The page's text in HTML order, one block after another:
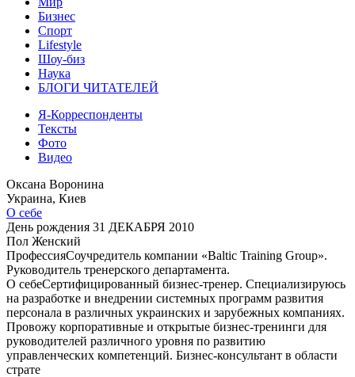
Бизнес
Спорт
Lifestyle
Шоу-биз
Наука
БЛОГИ ЧИТАТЕЛЕЙ
Я-Корреспонденты
Тексты
Фото
Видео
Оксана Воронина
Украина, Киев
О себе
День рождения 31 ДЕКАБРЯ 2010
Пол Женский
ПрофессияСоучредитель компании «Baltic Training Group».
Руководитель тренерского департамента.
О себеСертифицированный бизнес-тренер. Специализируюсь
на разработке и внедрении системных программ развития
персонала в различных украинских и зарубежных компаниях.
Провожу корпоративные и открытые бизнес-тренинги для
руководителей различного уровня по развитию
управленческих компетенций. Бизнес-консультант в области
страте